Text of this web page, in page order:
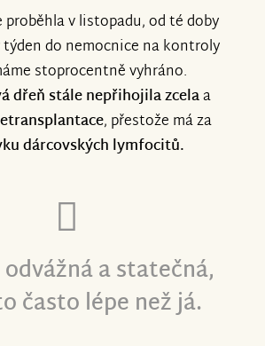
v listopadu, od té doby
do nemocnice na kontroly
stoprocentně vyhráno.
dřeň stále nepřihojila zcelaa
, přestože má za
dárcovských lymfocitů.
a statečná,
často lépe než já.